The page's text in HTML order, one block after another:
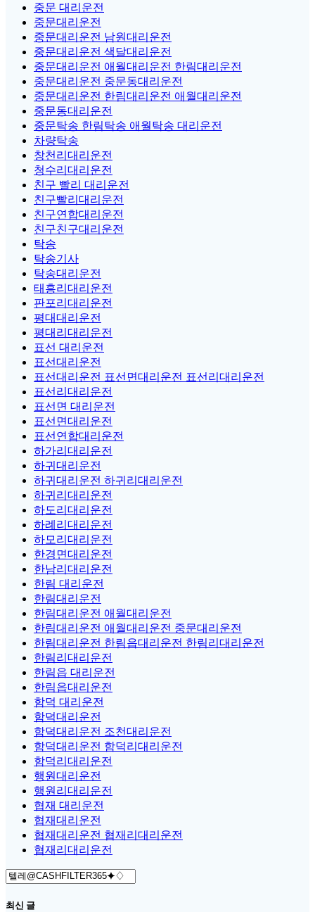
중문 대리운전
중문대리운전
중문대리운전 남원대리운전
중문대리운전 색달대리운전
중문대리운전 애월대리운전 한림대리운전
중문대리운전 중문동대리운전
중문대리운전 한림대리운전 애월대리운전
중문동대리운전
중문탁송 한림탁송 애월탁송 대리운전
차량탁송
창천리대리운전
청수리대리운전
친구 빨리 대리운전
친구빨리대리운전
친구연합대리운전
친구친구대리운전
탁송
탁송기사
탁송대리운전
태흥리대리운전
판포리대리운전
평대대리운전
평대리대리운전
표선 대리운전
표선대리운전
표선대리운전 표선면대리운전 표선리대리운전
표선리대리운전
표선면 대리운전
표선면대리운전
표선연합대리운전
하가리대리운전
하귀대리운전
하귀대리운전 하귀리대리운전
하귀리대리운전
하도리대리운전
하례리대리운전
하모리대리운전
한경면대리운전
한남리대리운전
한림 대리운전
한림대리운전
한림대리운전 애월대리운전
한림대리운전 애월대리운전 중문대리운전
한림대리운전 한림읍대리운전 한림리대리운전
한림리대리운전
한림읍 대리운전
한림읍대리운전
함덕 대리운전
함덕대리운전
함덕대리운전 조천대리운전
함덕대리운전 함덕리대리운전
함덕리대리운전
행원대리운전
행원리대리운전
협재 대리운전
협재대리운전
협재대리운전 협재리대리운전
협재리대리운전
Search
for:
최신 글